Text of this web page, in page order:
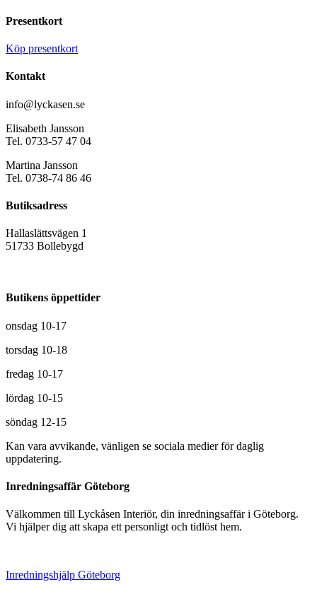
Presentkort
Köp presentkort
Kontakt
info@lyckasen.se
Elisabeth Jansson
Tel. 0733-57 47 04
Martina Jansson
Tel. 0738-74 86 46
Butiksadress
Hallaslättsvägen 1
51733 Bollebygd
Butikens öppettider
onsdag 10-17
torsdag 10-18
fredag 10-17
lördag 10-15
söndag 12-15
Kan vara avvikande, vänligen se sociala medier för daglig
uppdatering.
Inredningsaffär Göteborg
Välkommen till Lyckåsen Interiör, din inredningsaffär i Göteborg.
Vi hjälper dig att skapa ett personligt och tidlöst hem.
Inredningshjälp Göteborg